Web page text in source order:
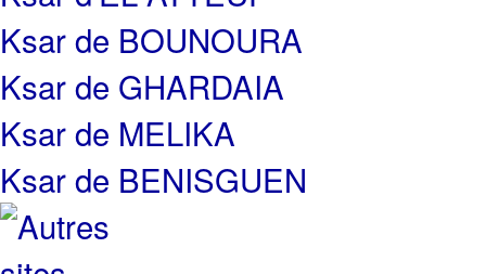
Ksar de BOUNOURA
Ksar de GHARDAIA
Ksar de MELIKA
Ksar de BENISGUEN